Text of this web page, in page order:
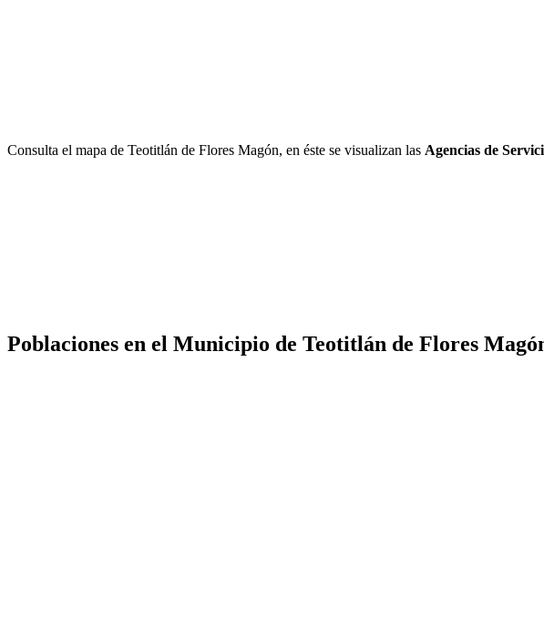
Consulta el mapa de Teotitlán de Flores Magón, en éste se visualizan las Agencias de
Poblaciones en el Municipio de Teotitlán de Flores